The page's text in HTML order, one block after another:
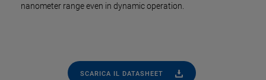
nanometer range even in dynamic operation.
SCARICA IL DATASHEET